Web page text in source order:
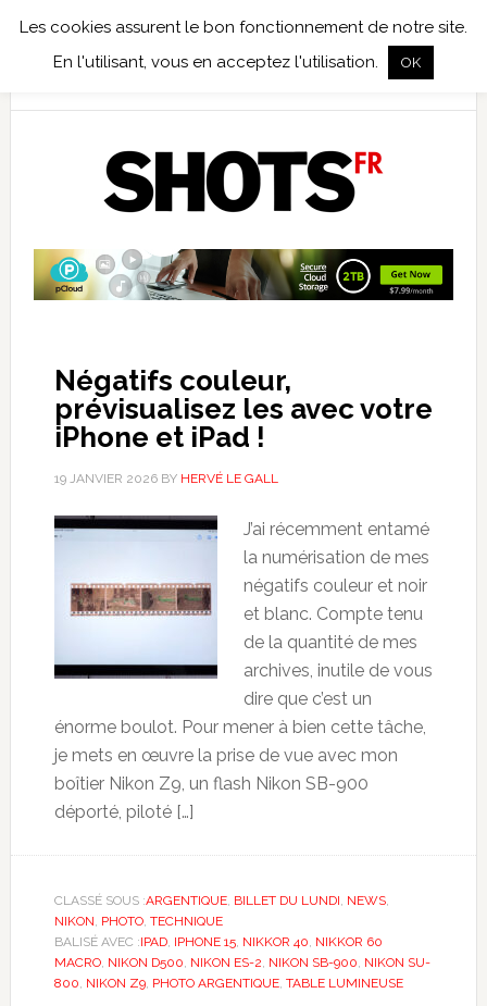
Négatifs couleur,
prévisualisez les avec votre
iPhone et iPad !
19 JANVIER 2026BY HERVÉ LE GALL
J’ai récemment entamé
la numérisation de mes
négatifs couleur et noir
et blanc. Compte tenu
de la quantité de mes
archives, inutile de vous
dire que c’est un
énorme boulot. Pour mener à bien cette tâche,
je mets en œuvre la prise de vue avec mon
boîtier Nikon Z9, un flash Nikon SB-900
déporté, piloté […]
CLASSÉ SOUS :ARGENTIQUE, BILLET DU LUNDI NEWS,
NIKON PHOTO, TECHNIQUE
BALISÉ AVEC :IPAD, IPHONE 15, NIKKOR 40 NIKKOR 60
MACRO, NIKON D500 NIKON ES-2 NIKON SB-900 NIKON SU-
800 NIKON Z9, PHOTO ARGENTIQUE, TABLE LUMINEUSE
Les cookies assurent le bon fonctionnement de notre site.
En l'utilisant, vous en acceptez l'utilisation.
OK